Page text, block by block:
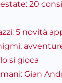
20
5 novità
si gioca
Gian